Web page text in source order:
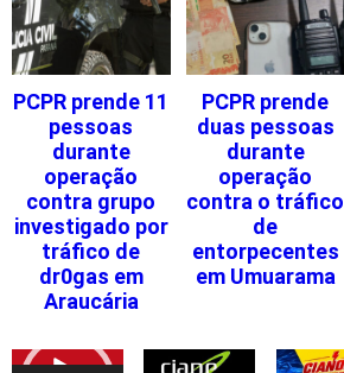
PCPR prende 11
pessoas
durante
operação
contra grupo
investigado por
tráfico de
dr0gas em
Araucária
PCPR prende
duas pessoas
durante
operação
contra o tráfico
de
entorpecentes
em Umuarama
Tocador